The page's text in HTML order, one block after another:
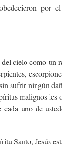
por
del cielo como un
sufrir ningún
malignos les
uno de
Santo, Jesús